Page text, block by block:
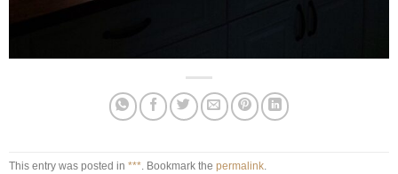
This entry was posted in ***. Bookmark the permalink.